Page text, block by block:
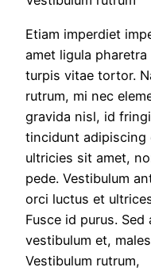
Etiam imperdiet
amet ligula
turpis vitae tortor.
rutrum, mi nec
gravida nisl, id
tincidunt adipiscing
ultricies sit amet,
pede. Vestibulum
orci luctus et
Fusce id purus.
vestibulum et,
Vestibulum rutrum,